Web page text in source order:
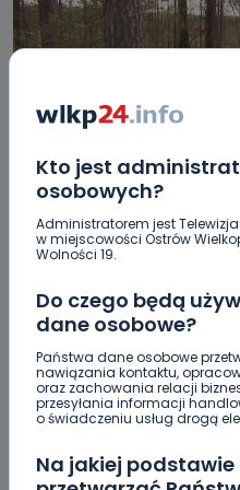
Kto jest
osobowych?
Administratorem jest
w miejscowości Ostrów
Wolności 19.
Do czego będą
dane osobowe?
Państwa dane osobowe
nawiązania kontaktu,
oraz zachowania relacji
przesyłania informacji
o świadczeniu usług drogą
Na jakiej
REGION WIADOMOŚCI
Kleszcze w natarciu
24.05.2018 16:01
Ewa Szewczyk